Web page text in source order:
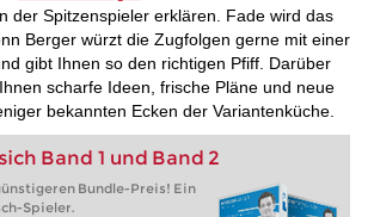
der Spitzenspieler erklären. Fade wird das
Berger würzt die Zugfolgen gerne mit einer
gibt Ihnen so den richtigen Pfiff. Darüber
scharfe Ideen, frische Pläne und neue
bekannten Ecken der Variantenküche.
Band 1 und Band 2
Bundle-Preis! Ein
Spieler.